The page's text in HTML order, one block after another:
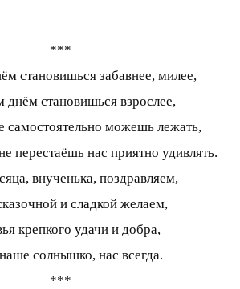
***
становишься забавнее, милее,
становишься взрослее,
самостоятельно можешь лежать,
перестаёшь нас приятно удивлять.
внученька, поздравляем,
и сладкой желаем,
крепкого удачи и добра,
солнышко, нас всегда.
***